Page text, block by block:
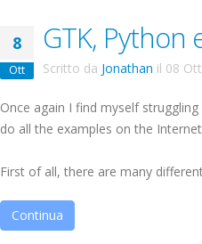
8
Ott
GTK, Python
Scritto da Jonathan il 08
Once again I find myself
do all the examples on the
First of all, there are many
Continua